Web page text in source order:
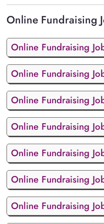
Online Fundraising
Online Fundraising
Online Fundraising
Online Fundraising
Online Fundraising
Online Fundraising
Online Fundraising
Online Fundraising